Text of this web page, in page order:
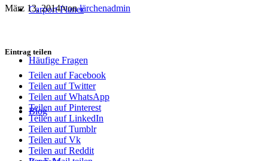
Carport Planer
Häufige Fragen
Blog
März 13, 2014/vonlärchenadmin
Eintrag teilen
Teilen auf Facebook
Teilen auf Twitter
Teilen auf WhatsApp
Teilen auf Pinterest
Teilen auf LinkedIn
Teilen auf Tumblr
Teilen auf Vk
Teilen auf Reddit